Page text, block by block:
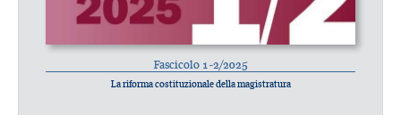
Fascicolo 1-2/2025
La riforma costituzionale della magistratura